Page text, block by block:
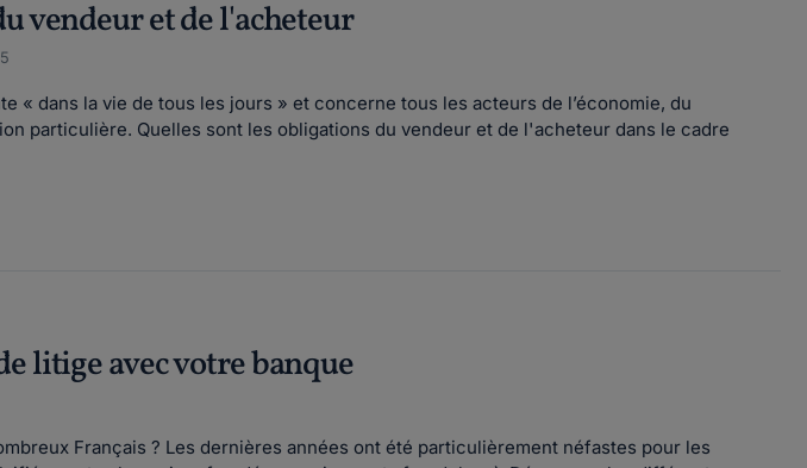
vendeur et de l'acheteur
« dans la vie de tous les jours » et concerne tous les acteurs de l’économie, du
particulière. Quelles sont les obligations du vendeur et de l'acheteur dans le cadre
litige avec votre banque
Français ? Les dernières années ont été particulièrement néfastes pour les